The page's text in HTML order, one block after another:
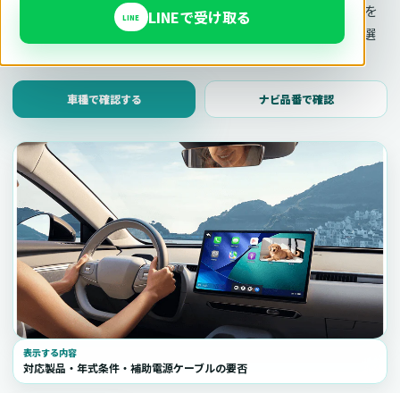
LINE LINEで受け取る
Ottocast（オットキャスト）の対応製品、条件、注意事項を
このページ内で見られます。 迷った場合は、車種と年式を選
車種で確認する ナビ品番で確認
表示する内容
対応製品・年式条件・補助電源ケーブルの要否